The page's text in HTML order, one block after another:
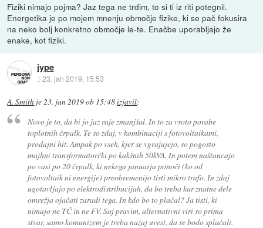
Fiziki nimajo pojma? Jaz tega ne trdim, to si ti iz riti potegnil.
Energetika je po mojem mnenju območje fizike, ki se pač fokusira
na neko bolj konkretno območje le-te. Enačbe uporabljajo že
enake, kot fiziki.
jype
::23. jan 2019, 15:53
A. Smith je23. jan 2019 ob 15:48izjavil:
Novo je to, da bi jo jaz raje zmanjšal. In to za vsoto porabe
toplotnih črpalk. Te so zdaj, v kombinaciji s fotovoltaikami,
prodajni hit. Ampak po vseh, kjer se vgrajujejo, so pogosto
majhni transformatorčki po kakšnih 50kVA. In potem naštancajo
po vasi po 20 črpalk, ki nekega januarja ponoči (ko od
fotovoltaik ni energije) preobremenijo tisti mikro trafo. In zdaj
ugotavljajo po elektrodistribucijah, da bo treba kar znatne dele
omrežja ojačati zaradi tega. In kdo bo to plačal? Ja tisti, ki
nimajo ne TČ in ne FV. Saj pravim, alternativni viri so prima
stvar, samo komunizem je treba nazaj uvest, da se bodo splačali.